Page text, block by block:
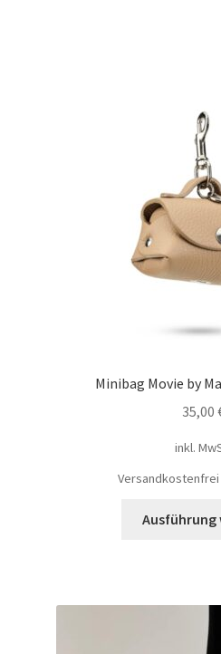
Minibag Movie by
35,00
inkl.
Versandkostenfrei
Ausführung